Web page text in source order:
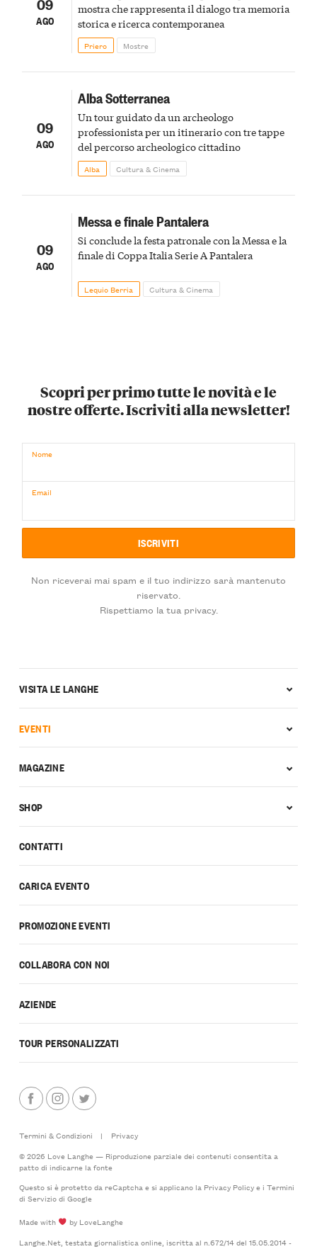
09
AGO
mostra che rappresenta il dialogo tra memoria
storica e ricerca contemporanea
Priero Mostre
09
AGO
Alba Sotterranea
Un tour guidato da un archeologo
professionista per un itinerario con tre tappe
del percorso archeologico cittadino
Alba Cultura & Cinema
09
AGO
Messa e finale Pantalera
Si conclude la festa patronale con la Messa e la
finale di Coppa Italia Serie A Pantalera
Lequio Berria Cultura & Cinema
Scopri per primo tutte le novità e le
nostre offerte. Iscriviti alla newsletter!
Nome
Email
Non riceverai mai spam e il tuo indirizzo sarà mantenuto
riservato.
Rispettiamo la tua privacy.
CONTATTI
CARICA EVENTO
PROMOZIONE EVENTI
COLLABORA CON NOI
AZIENDE
TOUR PERSONALIZZATI
VISITA LE LANGHE
EVENTI
MAGAZINE
SHOP
Termini & Condizioni |
Privacy
© 2026 Love Langhe — Riproduzione parziale dei contenuti consentita a
patto di indicarne la fonte
Questo si è protetto da reCaptcha e si applicano la Privacy Policye i Termini
di Serviziodi Google
Made with
by LoveLanghe
Langhe.Net, testata giornalistica online, iscritta al n.672/14 del 15.05.2014 -